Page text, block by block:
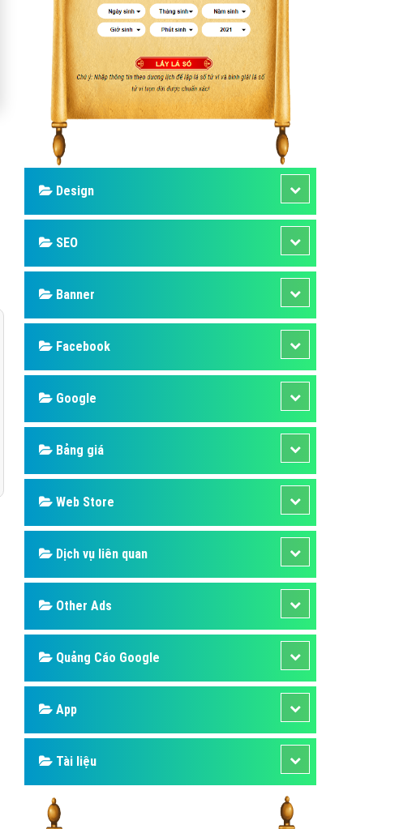
Hỏi đáp phần mềm
Hỏi đáp quảng cáo TVC
Hỏi đáp quảng cáo mobile
Hỏi đáp quảng cáo Online
Hỏi đáp quảng cáo Skype
Quảng cáo Youtube
Dịch vụ quảng cáo Youtube
Dịch vụ quảng cáo Cốc Cốc
Dịch vụ quảng cáo Tiktok
Dịch vụ quảng cáo Zalo
Định nghĩa
Nghĩa là gì
Phần mềm ứng dụng hay
Design
SEO
Banner
Facebook
Google
Bảng giá
Web Store
Dịch vụ liên quan
Other Ads
Quảng Cáo Google
App
Tài liệu